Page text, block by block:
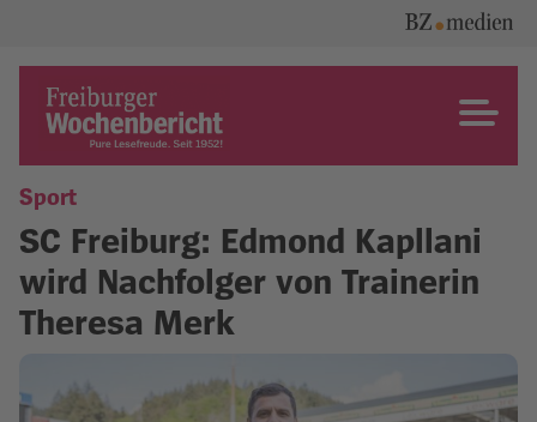
content
Freiburger Wochenbericht
Sport
SC Freiburg: Edmond Kapllani
wird Nachfolger von Trainerin
Theresa Merk